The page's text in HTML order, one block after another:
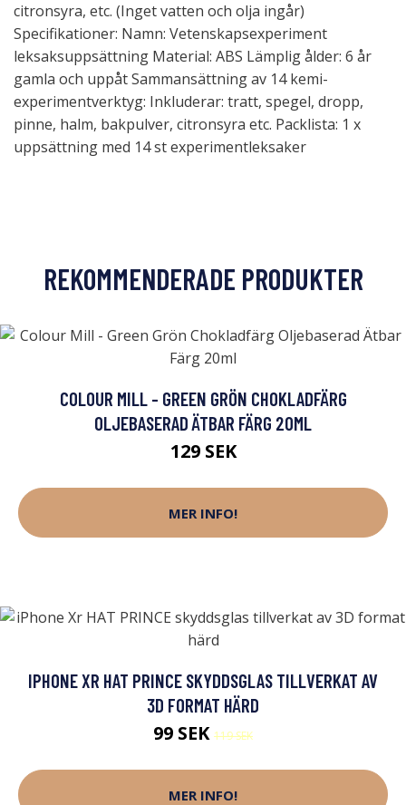
citronsyra, etc. (Inget vatten och olja ingår)
Specifikationer: Namn: Vetenskapsexperiment
leksaksuppsättning Material: ABS Lämplig ålder: 6 år
gamla och uppåt Sammansättning av 14 kemi-
experimentverktyg: Inkluderar: tratt, spegel, dropp,
pinne, halm, bakpulver, citronsyra etc. Packlista: 1 x
uppsättning med 14 st experimentleksaker
REKOMMENDERADE PRODUKTER
COLOUR MILL - GREEN GRÖN CHOKLADFÄRG
OLJEBASERAD ÄTBAR FÄRG 20ML
129 SEK
MER INFO!
IPHONE XR HAT PRINCE SKYDDSGLAS TILLVERKAT AV
3D FORMAT HÄRD
99 SEK 119 SEK
MER INFO!